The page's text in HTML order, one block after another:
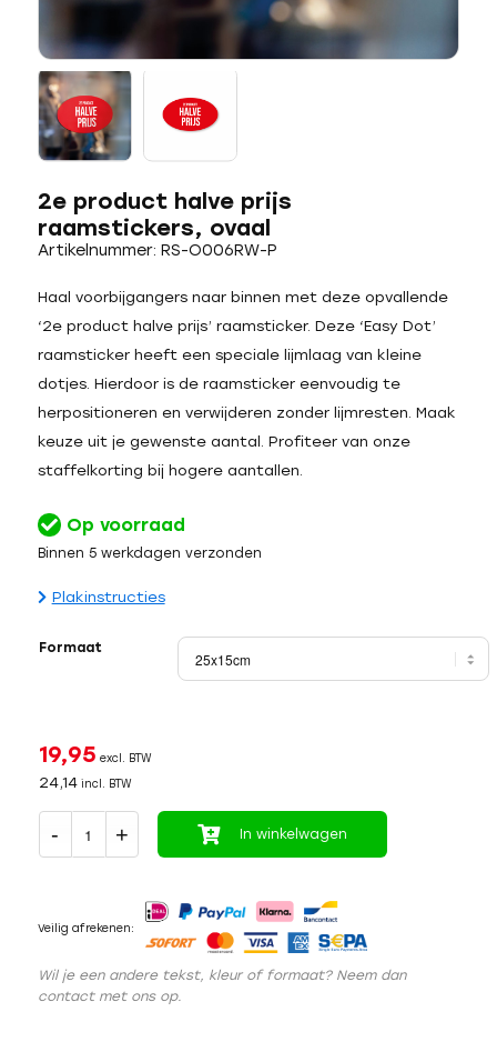
2e product halve prijs
raamstickers, ovaal
Artikelnummer: RS-O006RW-P
Haal voorbijgangers naar binnen met deze opvallende
‘2e product halve prijs’ raamsticker. Deze ‘Easy Dot’
raamsticker heeft een speciale lijmlaag van kleine
dotjes. Hierdoor is de raamsticker eenvoudig te
herpositioneren en verwijderen zonder lijmresten. Maak
keuze uit je gewenste aantal. Profiteer van onze
staffelkorting bij hogere aantallen.
Op voorraad
Binnen 5 werkdagen verzonden
Plakinstructies
Formaat
19,95 excl. BTW
24,14incl. BTW
In winkelwagen
Veilig afrekenen:
Wil je een andere tekst, kleur of formaat? Neem dan
contact met ons op.